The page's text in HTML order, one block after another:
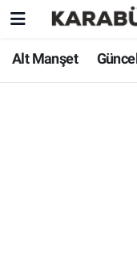
Alt Manşet